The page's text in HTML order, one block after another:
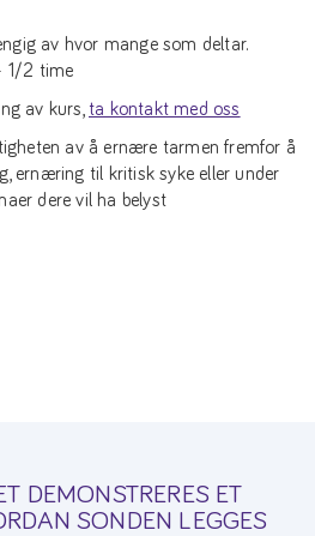
av hvor mange som deltar.
1/2 time
av kurs, ta kontakt med oss
av å ernære tarmen fremfor å
ernæring til kritisk syke eller under
dere vil ha belyst
DEMONSTRERES ET
SONDEN LEGGES